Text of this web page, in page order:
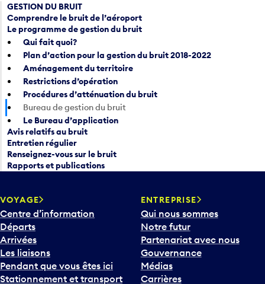
GESTION DU BRUIT
Comprendre le bruit de l’aéroport
Le programme de gestion du bruit
Qui fait quoi?
Plan d’action pour la gestion du bruit 2018-2022
Aménagement du territoire
Restrictions d’opération
Procédures d’atténuation du bruit
Bureau de gestion du bruit
Le Bureau d’application
Avis relatifs au bruit
Entretien régulier
Renseignez-vous sur le bruit
Rapports et publications
VOYAGE
Centre d’information
Départs
Arrivées
Les liaisons
Pendant que vous êtes ici
Stationnement et transport
ENTREPRISE
Qui nous sommes
Notre futur
Partenariat avec nous
Gouvernance
Médias
Carrières